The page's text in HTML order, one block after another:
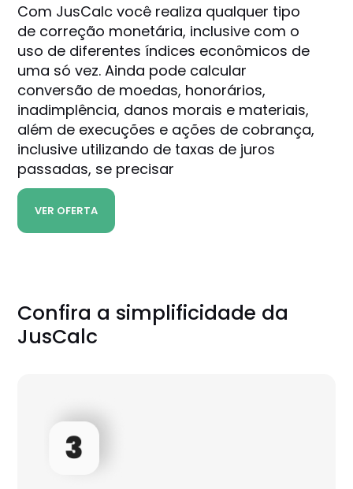
Com JusCalc você realiza qualquer tipo
de correção monetária, inclusive com o
uso de diferentes índices econômicos de
uma só vez. Ainda pode calcular
conversão de moedas, honorários,
inadimplência, danos morais e materiais,
além de execuções e ações de cobrança,
inclusive utilizando de taxas de juros
passadas, se precisar
VER OFERTA
Confira a simplificidade da
JusCalc